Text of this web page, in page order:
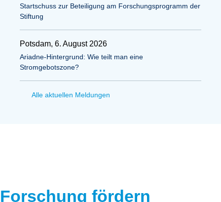
Startschuss zur Beteiligung am Forschungsprogramm der
Stiftung
Potsdam, 6. August 2026
Ariadne-Hintergrund: Wie teilt man eine
Stromgebotszone?
Alle aktuellen Meldungen
Forschung fördern